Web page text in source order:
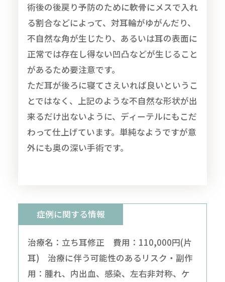
術後の後戻り予防のために軟骨にメスで入れ
る割合などによって、対耳輪がゆがんだり、
不自然な角が生じたり、あるいは耳の表面に
正常では存在し得ない凹凸などが生じること
があるため要注意です。
ただ耳が後ろに寝てさえいれば良いというこ
とではなく、上記のような不自然な形状が出
来るだけ出ないように、ディーテルにもこだ
わって仕上げています。単純なようですが意
外にも奥の深い手術です。
症例に関する情報
治療名：立ち耳修正 費用：110,000円(片
耳) 治療に伴う可能性のあるリスク・副作
用：腫れ、内出血、感染、左右非対称、ケ